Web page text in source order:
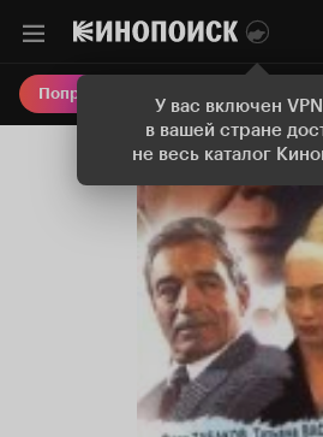
У вас включен
в вашей стране
не весь каталог
Попробовать Плюс